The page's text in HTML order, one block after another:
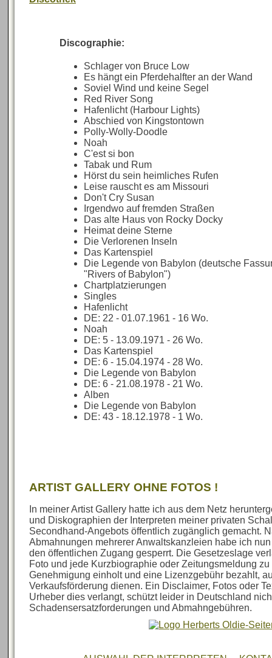
Discographie:
Schlager von Bruce Low
Es hängt ein Pferdehalfter an der Wand
Soviel Wind und keine Segel
Red River Song
Hafenlicht (Harbour Lights)
Abschied von Kingstontown
Polly-Wolly-Doodle
Noah
C'est si bon
Tabak und Rum
Hörst du sein heimliches Rufen
Leise rauscht es am Missouri
Don't Cry Susan
Irgendwo auf fremden Straßen
Das alte Haus von Rocky Docky
Heimat deine Sterne
Die Verlorenen Inseln
Das Kartenspiel
Die Legende von Babylon (deutsche
"Rivers of Babylon")
Chartplatzierungen
Singles
Hafenlicht
DE: 22 - 01.07.1961 - 16 Wo.
Noah
DE: 5 - 13.09.1971 - 26 Wo.
Das Kartenspiel
DE: 6 - 15.04.1974 - 28 Wo.
Die Legende von Babylon
DE: 6 - 21.08.1978 - 21 Wo.
Alben
Die Legende von Babylon
DE: 43 - 18.12.1978 - 1 Wo.
ARTIST GALLERY OHNE FOTOS !
In meiner Artist Gallery hatte ich aus dem Netz
und Diskographien der Interpreten meiner privaten
Secondhand-Angebots öffentlich zugänglich gemacht.
Abmahnungen mehrerer Anwaltskanzleien habe ich
den öffentlichen Zugang gesperrt. Die Gesetzeslage
Foto und jede Kurzbiographie oder Zeitungsmeldung
Genehmigung einholt und eine Lizenzgebühr bezahlt,
Verkaufsförderung dienen. Ein Disclaimer, Fotos oder
Urheber dies verlangt, schützt leider in Deutschland
Schadensersatzforderungen und Abmahngebühren.